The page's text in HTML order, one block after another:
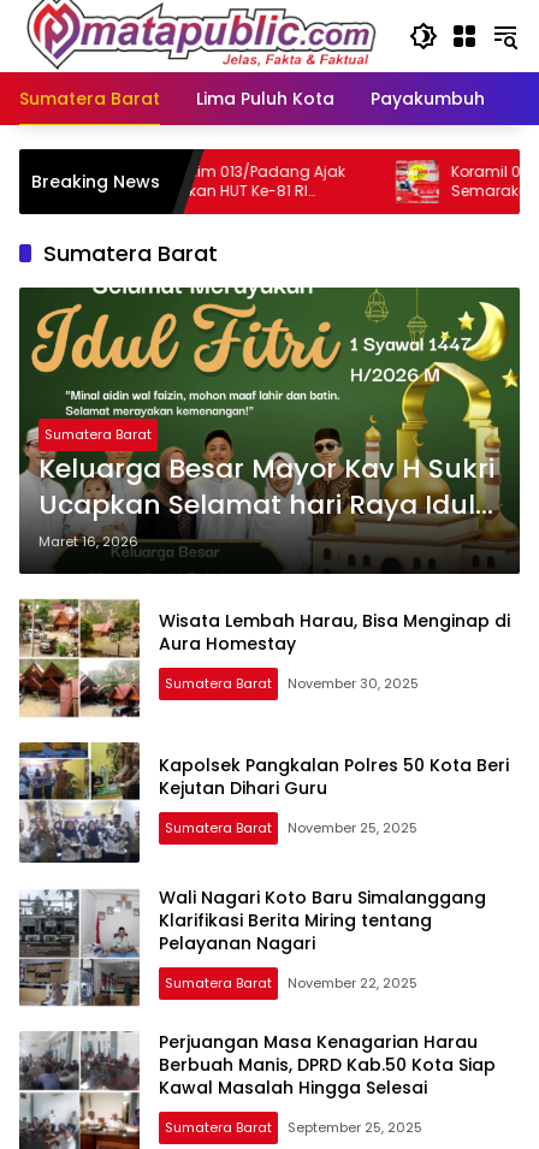
Langsung
konten
Sumatera Barat
Lima Puluh Kota Payakumbuh
Breaking News
Koramil 04/LL Kodim 013/Padang Ajak
Warga Semarakkan HUT Ke-81 RI
Sepanjang Agustus
Koramil 04/LL,
Semarakan Lomba
Masyarakat Lubeg
Sumatera Barat
Sumatera Barat
Keluarga Besar Mayor Kav H Sukri
Ucapkan Selamat hari Raya Idul
Fitri 1 Syawal 1447 H/2026 M
Maret 16, 2026
Wisata Lembah Harau, Bisa Menginap di
Aura Homestay
Sumatera Barat November 30, 2025
Kapolsek Pangkalan Polres 50 Kota Beri
Kejutan Dihari Guru
Sumatera Barat November 25, 2025
Wali Nagari Koto Baru Simalanggang
Klarifikasi Berita Miring tentang
Pelayanan Nagari
Sumatera Barat November 22, 2025
Perjuangan Masa Kenagarian Harau
Berbuah Manis, DPRD Kab.50 Kota Siap
Kawal Masalah Hingga Selesai
Sumatera Barat September 25, 2025